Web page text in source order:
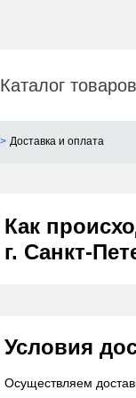
Каталог товаров
Доставка и оплата
Как
г. Санкт-
Условия
Осуществляем